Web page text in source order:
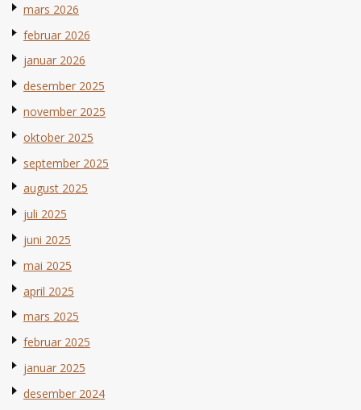
mars 2026
februar 2026
januar 2026
desember 2025
november 2025
oktober 2025
september 2025
august 2025
juli 2025
juni 2025
mai 2025
april 2025
mars 2025
februar 2025
januar 2025
desember 2024